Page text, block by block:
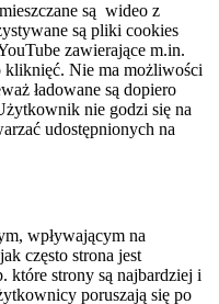
są wideo z
są pliki cookies
zawierające m.in.
kliknięć. Nie ma możliwości
ładowane są dopiero
nie godzi się na
udostępnionych na
wpływającym na
często strona jest
które strony są najbardziej i
poruszają się po